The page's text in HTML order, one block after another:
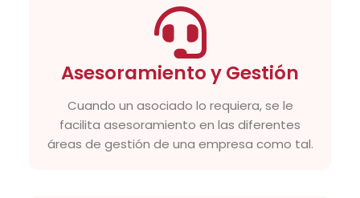
Asesoramiento y Gestión
Cuando un asociado lo requiera, se le
facilita asesoramiento en las diferentes
áreas de gestión de una empresa como tal.